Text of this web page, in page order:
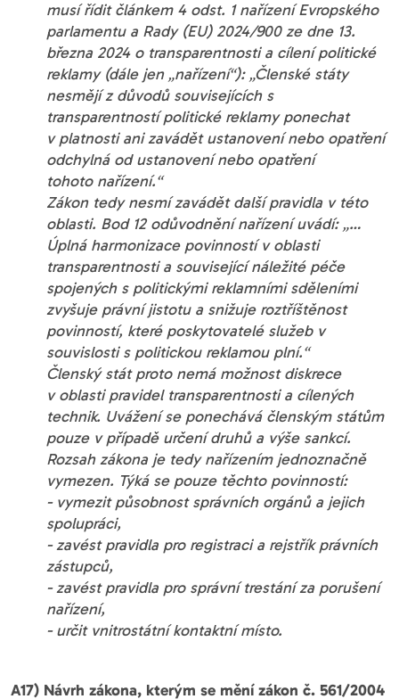
musí řídit článkem 4 odst. 1 nařízení Evropského
parlamentu a Rady (EU) 2024/900 ze dne 13.
března 2024 o transparentnosti a cílení politické
reklamy (dále jen „nařízení“): „Členské státy
nesmějí z důvodů souvisejících s
transparentností politické reklamy ponechat
v platnosti ani zavádět ustanovení nebo opatření
odchylná od ustanovení nebo opatření
tohoto nařízení.“
Zákon tedy nesmí zavádět další pravidla v této
oblasti. Bod 12 odůvodnění nařízení uvádí: „…
Úplná harmonizace povinností v oblasti
transparentnosti a související náležité péče
spojených s politickými reklamními sděleními
zvyšuje právní jistotu a snižuje roztříštěnost
povinností, které poskytovatelé služeb v
souvislosti s politickou reklamou plní.“
Členský stát proto nemá možnost diskrece
v oblasti pravidel transparentnosti a cílených
technik. Uvážení se ponechává členským státům
pouze v případě určení druhů a výše sankcí.
Rozsah zákona je tedy nařízením jednoznačně
vymezen. Týká se pouze těchto povinností:
- vymezit působnost správních orgánů a jejich
spolupráci,
- zavést pravidla pro registraci a rejstřík právních
zástupců,
- zavést pravidla pro správní trestání za porušení
nařízení,
- určit vnitrostátní kontaktní místo.
A17) Návrh zákona, kterým se mění zákon č. 561/2004